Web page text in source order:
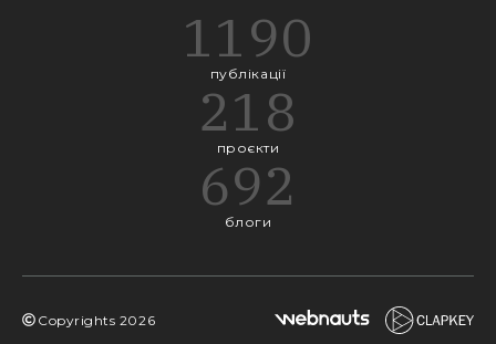
1190
публікації
218
проєкти
692
блоги
Copyrights 2026